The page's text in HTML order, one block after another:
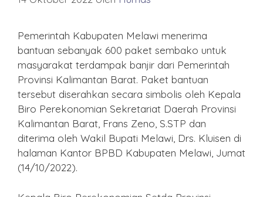
Pemerintah Kabupaten Melawi menerima
bantuan sebanyak 600 paket sembako untuk
masyarakat terdampak banjir dari Pemerintah
Provinsi Kalimantan Barat. Paket bantuan
tersebut diserahkan secara simbolis oleh Kepala
Biro Perekonomian Sekretariat Daerah Provinsi
Kalimantan Barat, Frans Zeno, S.STP dan
diterima oleh Wakil Bupati Melawi, Drs. Kluisen di
halaman Kantor BPBD Kabupaten Melawi, Jumat
(14/10/2022).